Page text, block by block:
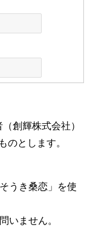
創輝株式会社）
のとします。
うき桑恋」を使
いません。